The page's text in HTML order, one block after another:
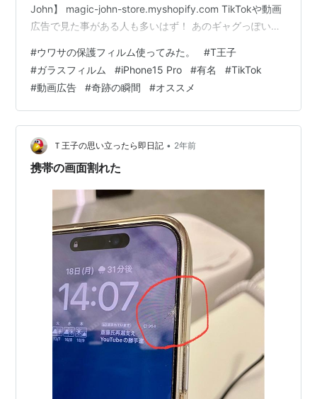
John】 magic-john-store.myshopify.com TikTokや動画
広告で見た事がある人も多いはず！ あのギャグっぽいや
容なのについ見てしまう’(笑) ただ、性能や貼りやすさの
評判はいいので使ってみる事にしました。 ふむ。 使い方
は他の製品とあまり変わらないような気がします。 た
だ、説明も分かりやすくシンプルな感じです。 いざ、貼
り…
#ウワサの保護フィルム使ってみた。 #T王子
#ガラスフィルム #iPhone15 Pro #有名 #TikTok
#動画広告 #奇跡の瞬間 #オススメ
Ｔ王子の思い立ったら即日記 • 2年前
携帯の画面割れた